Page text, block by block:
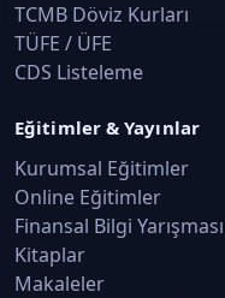
TCMB Döviz Kurları
TÜFE / ÜFE
CDS Listeleme
Eğitimler & Yayınlar
Kurumsal Eğitimler
Online Eğitimler
Finansal Bilgi Yarışması
Kitaplar
Makaleler